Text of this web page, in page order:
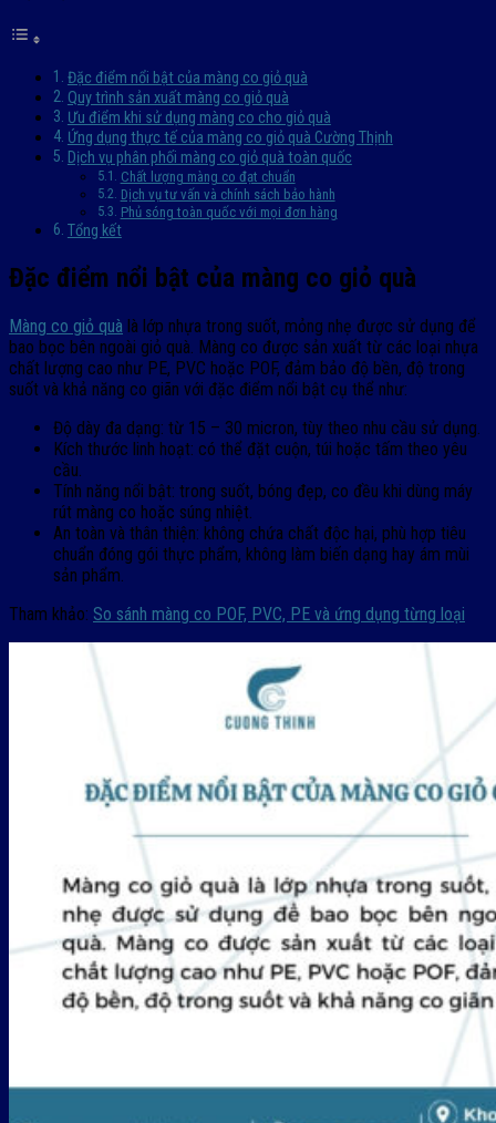
Đặc điểm nổi bật của màng co giỏ quà
Quy trình sản xuất màng co giỏ quà
Ưu điểm khi sử dụng màng co cho giỏ quà
Ứng dụng thực tế của màng co giỏ quà Cường Thịnh
Dịch vụ phân phối màng co giỏ quà toàn quốc
Chất lượng màng co đạt chuẩn
Dịch vụ tư vấn và chính sách bảo hành
Phủ sóng toàn quốc với mọi đơn hàng
Tổng kết
Đặc điểm nổi bật của màng co giỏ quà
Màng co giỏ quà là lớp nhựa trong suốt, mỏng nhẹ được sử dụng để
bao bọc bên ngoài giỏ quà. Màng co được sản xuất từ các loại nhựa
chất lượng cao như PE, PVC hoặc POF, đảm bảo độ bền, độ trong
suốt và khả năng co giãn với đặc điểm nổi bật cụ thể như:
Độ dày đa dạng: từ 15 – 30 micron, tùy theo nhu cầu sử dụng.
Kích thước linh hoạt: có thể đặt cuộn, túi hoặc tấm theo yêu
cầu.
Tính năng nổi bật: trong suốt, bóng đẹp, co đều khi dùng máy
rút màng co hoặc súng nhiệt.
An toàn và thân thiện: không chứa chất độc hại, phù hợp tiêu
chuẩn đóng gói thực phẩm, không làm biến dạng hay ám mùi
sản phẩm.
Tham khảo: So sánh màng co POF, PVC, PE và ứng dụng từng loại